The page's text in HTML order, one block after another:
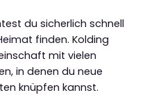
du sicherlich schnell
finden. Kolding
mit vielen
in denen du neue
knüpfen kannst.